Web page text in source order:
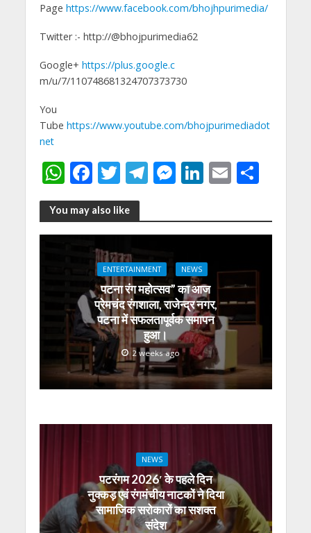
Page https://www.facebook.com/bhojhpurimedia/
Twitter :- http://@bhojpurimedia62
Google+ https://plus.google.c
m/u/7/110748681324707373730
You
Tube https://www.youtube.com/bhojpurimediadot
net
W
h
at
s
p
F
ac
e
b
o
o
k
T
w
itt
er
T
e
gr
a
m
M
ss
e
n
g
er
Li
k
e
dI
n
E
ai
l
S
ar
e
You may also like
ENTERTAINMENT NEWS
पटना रंग महोत्सव” का आज
प्रेमचंद रंगशाला, राजेन्द्र नगर,
पटना में सफलतापूर्वक समापन
हुआ।
2 weeks ago
NEWS
पटरंगम 2026′ के पहले दिन
नुक्कड़ एवं रंगमंचीय नाटकों ने दिया
सामाजिक सरोकारों का सशक्त
संदेश